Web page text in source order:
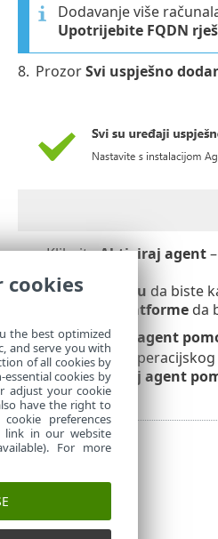
Dodavanje više
Upotrijebite FQDN
8. ProzorSvi uspješno
• KlikniteAktiviraj agent
• Kliknite U redu da biste
Moduli platformeda
o Aktiviraj agent
instalacije
o Instaliraj agent
cookies
the best optimized
and serve you with
of all cookies by
essential cookies by
adjust your cookie
have the right to
preferences
link in our website
For more